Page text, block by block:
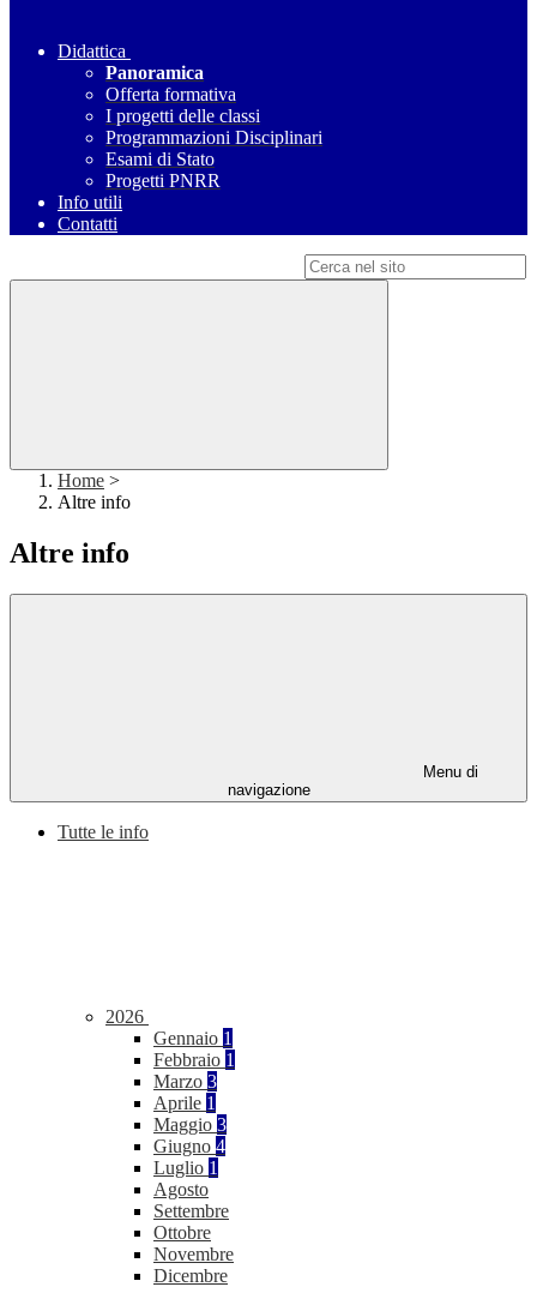
Didattica
Panoramica
Offerta formativa
I progetti delle classi
Programmazioni Disciplinari
Esami di Stato
Progetti PNRR
Info utili
Contatti
Home >
Altre info
Altre info
Menu di
navigazione
Tutte le info
2026
Gennaio 1
Febbraio 1
Marzo 3
Aprile 1
Maggio 3
Giugno 4
Luglio 1
Agosto
Settembre
Ottobre
Novembre
Dicembre